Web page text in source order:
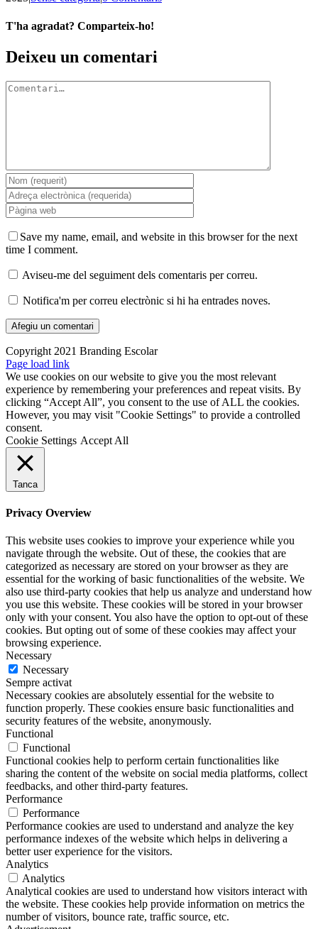
T'ha agradat? Comparteix-ho!
Facebook
X
LinkedIn
WhatsApp
Telegram
Email:
Deixeu un comentari
Comment
Save my name, email, and website in this browser for the next
time I comment.
Aviseu-me del seguiment dels comentaris per correu.
Notifica'm per correu electrònic si hi ha entrades noves.
Copyright 2021 Branding Escolar
X
Instagram
LinkedIn
YouTube
Email:
Facebook
Page load link
We use cookies on our website to give you the most relevant
experience by remembering your preferences and repeat visits. By
clicking “Accept All”, you consent to the use of ALL the cookies.
However, you may visit "Cookie Settings" to provide a controlled
consent.
Cookie Settings Accept All
Tanca
Privacy Overview
This website uses cookies to improve your experience while you
navigate through the website. Out of these, the cookies that are
categorized as necessary are stored on your browser as they are
essential for the working of basic functionalities of the website. We
also use third-party cookies that help us analyze and understand how
you use this website. These cookies will be stored in your browser
only with your consent. You also have the option to opt-out of these
cookies. But opting out of some of these cookies may affect your
browsing experience.
Necessary
Necessary
Sempre activat
Necessary cookies are absolutely essential for the website to
function properly. These cookies ensure basic functionalities and
security features of the website, anonymously.
Functional
Functional
Functional cookies help to perform certain functionalities like
sharing the content of the website on social media platforms, collect
feedbacks, and other third-party features.
Performance
Performance
Performance cookies are used to understand and analyze the key
performance indexes of the website which helps in delivering a
better user experience for the visitors.
Analytics
Analytics
Analytical cookies are used to understand how visitors interact with
the website. These cookies help provide information on metrics the
number of visitors, bounce rate, traffic source, etc.